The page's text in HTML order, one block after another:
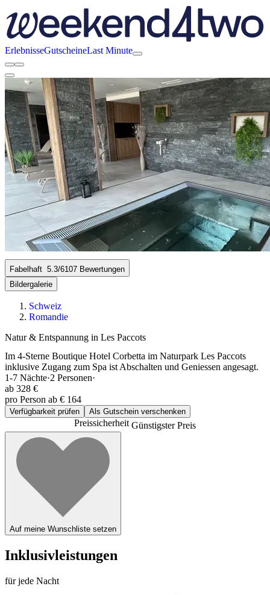
ErlebnisseGutscheineLast Minute
Fabelhaft 5.3/6107 Bewertungen
Bildergalerie
Schweiz
Romandie
Natur & Entspannung in Les Paccots
Im 4-Sterne Boutique Hotel Corbetta im Naturpark Les Paccots
inklusive Zugang zum Spa ist Abschalten und Geniessen angesagt.
1-7 Nächte·2 Personen·
ab 328 €
pro Person ab € 164
Verfügbarkeit prüfen Als Gutschein verschenken
PreissicherheitGünstigster Preis
Auf meine Wunschliste setzen
Inklusivleistungen
für jede Nacht